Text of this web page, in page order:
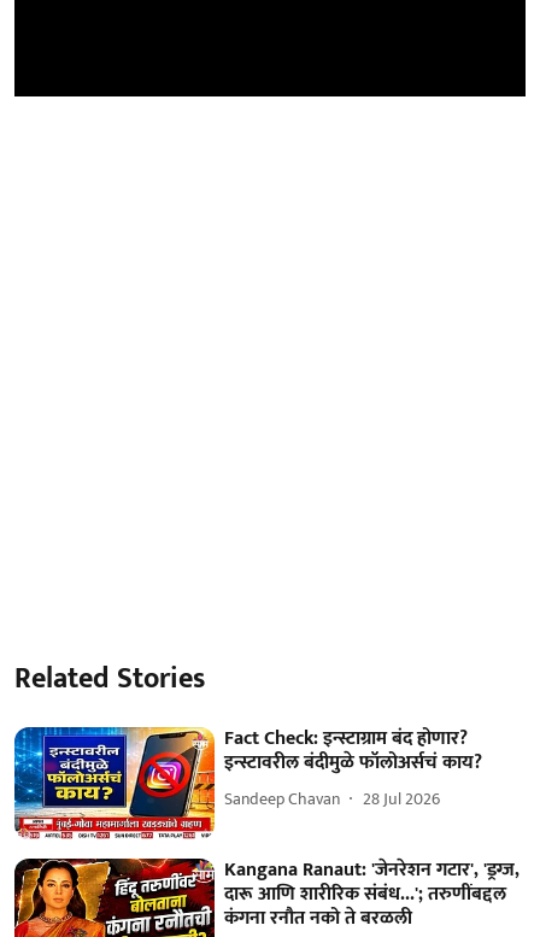
Related Stories
Fact Check: इन्स्टाग्राम बंद होणार?
इन्स्टावरील बंदीमुळे फॉलोअर्सचं काय?
Sandeep Chavan 28 Jul 2026
Kangana Ranaut: 'जेनरेशन गटार', 'ड्रग्ज,
दारू आणि शारीरिक संबंध...'; तरुणींबद्दल
कंगना रनौत नको ते बरळली